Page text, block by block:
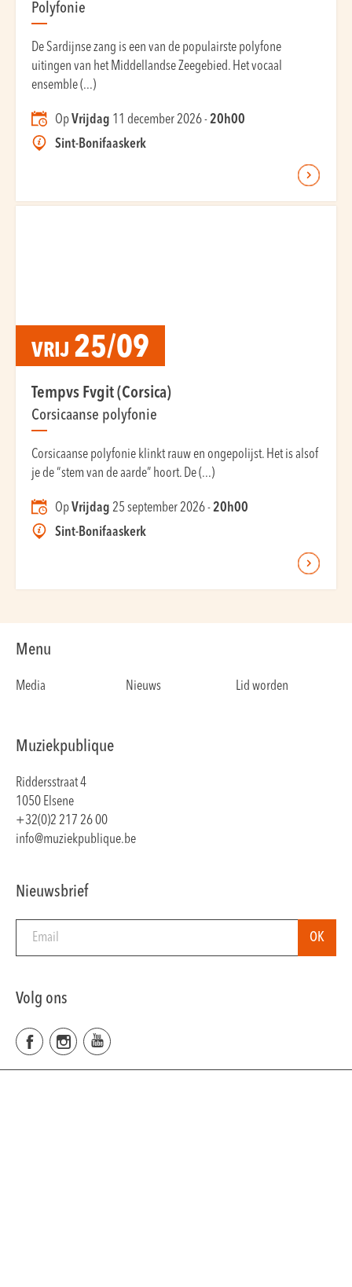
Polyfonie
De Sardijnse zang is een van de populairste polyfone
uitingen van het Middellandse Zeegebied. Het vocaal
ensemble (...)
OpVrijdag 11 december 2026 -20h00
Sint-Bonifaaskerk
VRIJ 25/09
Tempvs Fvgit (Corsica)
Corsicaanse polyfonie
Corsicaanse polyfonie klinkt rauw en ongepolijst. Het is alsof
je de “stem van de aarde” hoort. De (...)
OpVrijdag 25 september 2026 -20h00
Sint-Bonifaaskerk
Menu
Media Nieuws Lid worden
Muziekpublique
Riddersstraat 4
1050 Elsene
+32(0)2 217 26 00
info@muziekpublique.be
Nieuwsbrief
Volg ons